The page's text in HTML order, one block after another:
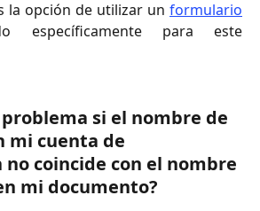
la opción de utilizar un formulario
específicamente para este
si el nombre de
mi cuenta de
no coincide con el nombre
mi documento?